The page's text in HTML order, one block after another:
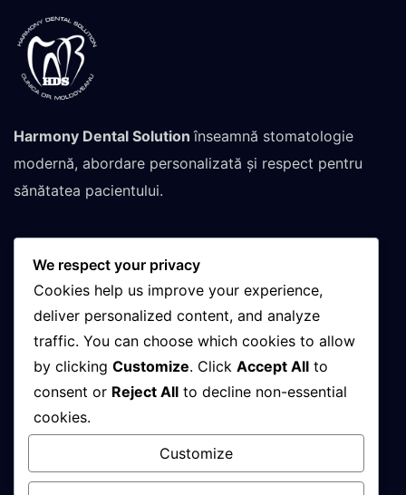
Harmony Dental Solutionînseamnă stomatologie
modernă, abordare personalizată și respect pentru
sănătatea pacientului.
Contactează-ne pentru
programare
+(40)748-032-152
08 : 00 AM - 21 : 00 PM
Luni - Vineri
We respect your privacy
Cookies help us improve your experience,
deliver personalized content, and analyze
traffic. You can choose which cookies to allow
by clicking Customize. Click Accept All to
consent or Reject All to decline non-essential
cookies.
Customize